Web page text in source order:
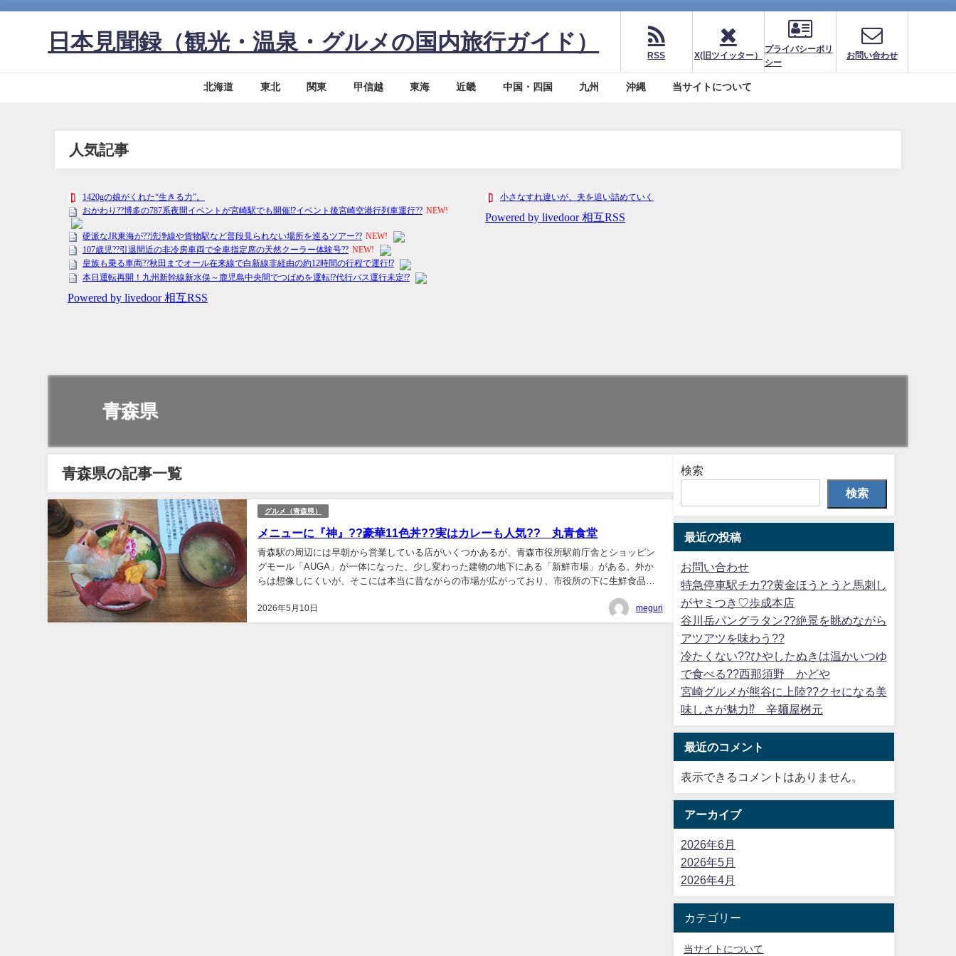
日本見聞録（観光・温泉・グルメの国内旅行ガイド）
RSS X(旧ツイッター）
プライバシーポリ
シー
お問い合わせ
北海道 東北 関東 甲信越 東海 近畿 中国・四国 九州 沖縄 当サイトについて
人気記事
青森県
青森県の記事一覧
グルメ（青森県）
メニューに『神』??豪華11色丼??実はカレーも人気?? 丸青食堂
2026年5月10日
青森駅の周辺には早朝から営業している店がいくつかあるが、青森市役所駅前庁舎とショッピン
グモール「AUGA」が一体になった、少し変わった建物の地下にある「新鮮市場」がある。外か
らは想像しにくいが、そこには本当に昔ながらの市場が広がっており、市役所の下に生鮮食品の
meguri
検索
検索
最近の投稿
お問い合わせ
特急停車駅チカ??黄金ほうとうと馬刺し
がヤミつき♡歩成本店
谷川岳パングラタン??絶景を眺めながら
アツアツを味わう??
冷たくない??ひやしたぬきは温かいつゆ
で食べる??西那須野 かどや
宮崎グルメが熊谷に上陸??クセになる美
味しさが魅力⁉ 辛麺屋桝元
最近のコメント
表示できるコメントはありません。
アーカイブ
2026年6月
2026年5月
2026年4月
カテゴリー
当サイトについて